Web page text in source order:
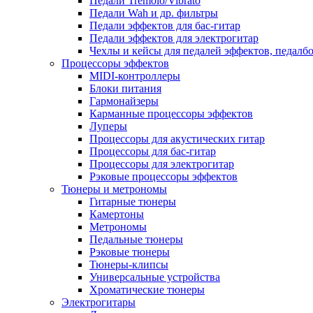
Педали Wah и др. фильтры
Педали эффектов для бас-гитар
Педали эффектов для электрогитар
Чехлы и кейсы для педалей эффектов,
Процессоры эффектов
MIDI-контроллеры
Блоки питания
Гармонайзеры
Карманные процессоры эффектов
Луперы
Процессоры для акустических гитар
Процессоры для бас-гитар
Процессоры для электрогитар
Рэковые процессоры эффектов
Тюнеры и метрономы
Гитарные тюнеры
Камертоны
Метрономы
Педальные тюнеры
Рэковые тюнеры
Тюнеры-клипсы
Универсальные устройства
Хроматические тюнеры
Электрогитары